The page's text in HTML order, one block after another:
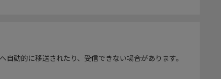
動的に移送されたり、受信できない場合があります。